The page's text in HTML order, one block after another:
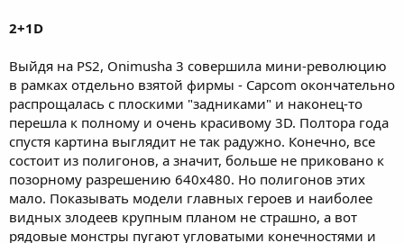
2+1D
Выйдя на PS2, Onimusha 3 совершила мини-революцию
в рамках отдельно взятой фирмы - Capcom окончательно
распрощалась с плоскими "задниками" и наконец-то
перешла к полному и очень красивому 3D. Полтора года
спустя картина выглядит не так радужно. Конечно, все
состоит из полигонов, а значит, больше не приковано к
позорному разрешению 640х480. Но полигонов этих
мало. Показывать модели главных героев и наиболее
видных злодеев крупным планом не страшно, а вот
рядовые монстры пугают угловатыми конечностями и